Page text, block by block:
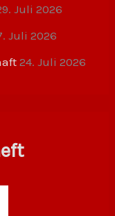
Juli 2026
Juli 2026
24. Juli 2026